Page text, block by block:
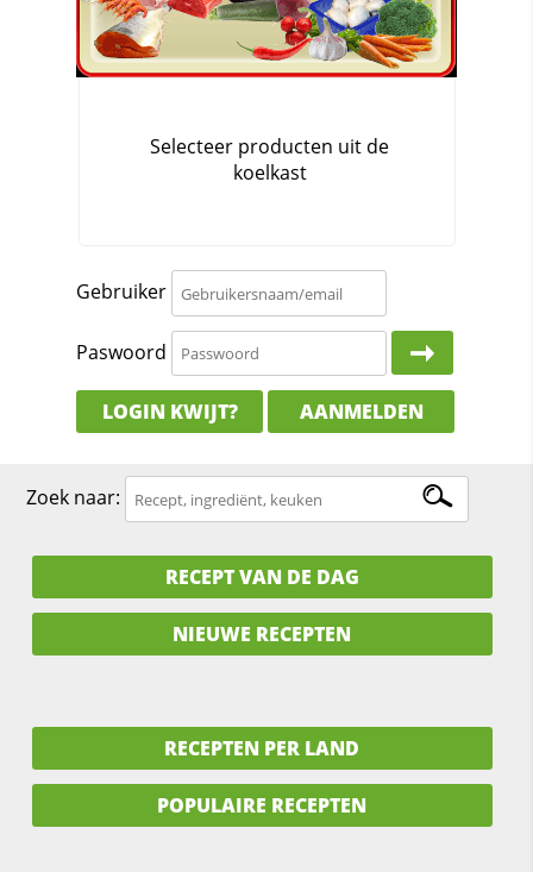
Gebruiker
Paswoord
LOGIN KWIJT? AANMELDEN
Zoek naar:
RECEPT VAN DE DAG
NIEUWE RECEPTEN
RECEPTEN PER LAND
POPULAIRE RECEPTEN